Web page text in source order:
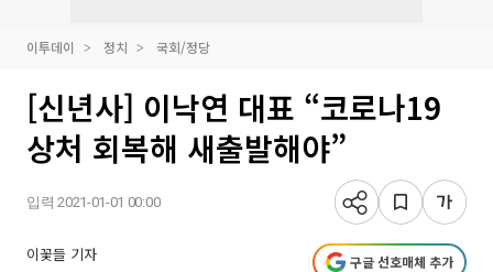
이투데이 정치 국회/정당
[신년사] 이낙연 대표 “코로나19
상처 회복해 새출발해야”
입력 2021-01-01 00:00
이꽃들 기자 구글 선호매체 추가